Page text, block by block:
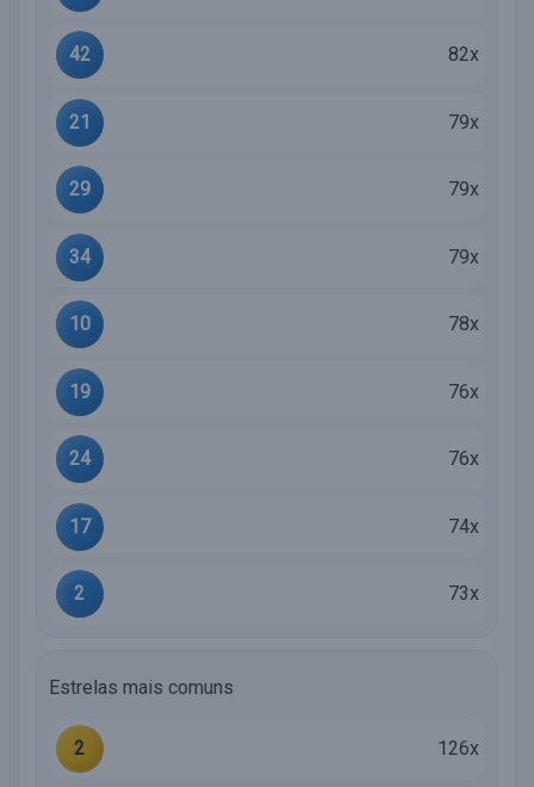
42 82x
21 79x
29 79x
34 79x
10 78x
19 76x
24 76x
17 74x
2 73x
Estrelas mais comuns
2 126x